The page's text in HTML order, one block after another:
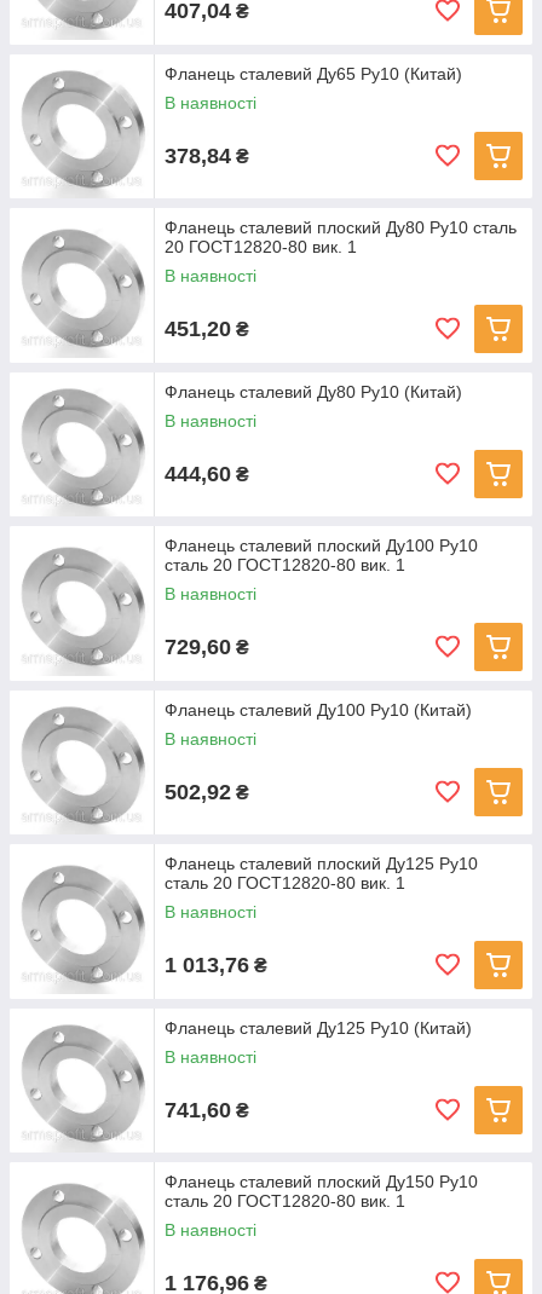
407,04 ₴
Фланець сталевий Ду65 Ру10 (Китай)
В наявності
378,84 ₴
Фланець сталевий плоский Ду80 Ру10 сталь
20 ГОСТ12820-80 вик. 1
В наявності
451,20 ₴
Фланець сталевий Ду80 Ру10 (Китай)
В наявності
444,60 ₴
Фланець сталевий плоский Ду100 Ру10
сталь 20 ГОСТ12820-80 вик. 1
В наявності
729,60 ₴
Фланець сталевий Ду100 Ру10 (Китай)
В наявності
502,92 ₴
Фланець сталевий плоский Ду125 Ру10
сталь 20 ГОСТ12820-80 вик. 1
В наявності
1 013,76 ₴
Фланець сталевий Ду125 Ру10 (Китай)
В наявності
741,60 ₴
Фланець сталевий плоский Ду150 Ру10
сталь 20 ГОСТ12820-80 вик. 1
В наявності
1 176,96 ₴